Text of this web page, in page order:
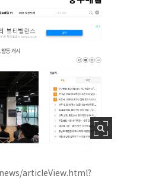
articleView.html?